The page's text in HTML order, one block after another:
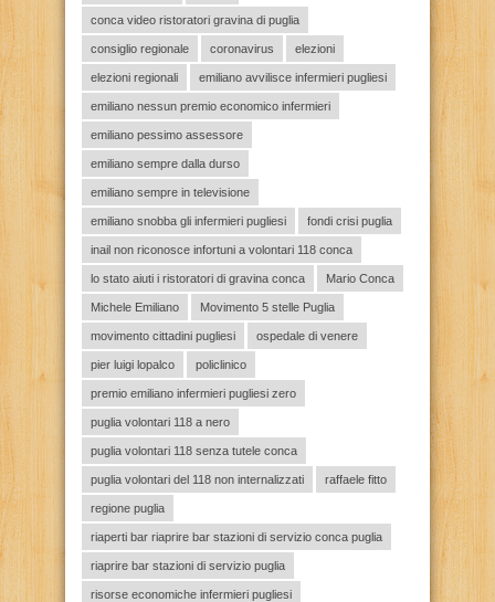
conca video ristoratori gravina di puglia
consiglio regionale coronavirus elezioni
elezioni regionali emiliano avvilisce infermieri pugliesi
emiliano nessun premio economico infermieri
emiliano pessimo assessore
emiliano sempre dalla durso
emiliano sempre in televisione
emiliano snobba gli infermieri pugliesi fondi crisi puglia
inail non riconosce infortuni a volontari 118 conca
lo stato aiuti i ristoratori di gravina conca Mario Conca
Michele Emiliano Movimento 5 stelle Puglia
movimento cittadini pugliesi ospedale di venere
pier luigi lopalco policlinico
premio emiliano infermieri pugliesi zero
puglia volontari 118 a nero
puglia volontari 118 senza tutele conca
puglia volontari del 118 non internalizzati raffaele fitto
regione puglia
riaperti bar riaprire bar stazioni di servizio conca puglia
riaprire bar stazioni di servizio puglia
risorse economiche infermieri pugliesi